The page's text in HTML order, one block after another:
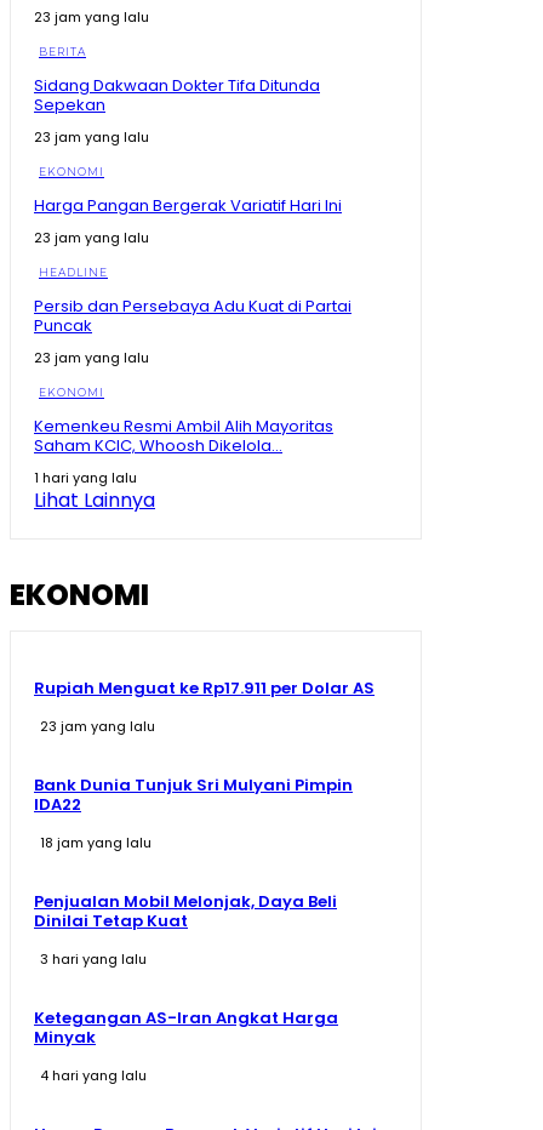
23 jam yang lalu
BERITA
Sidang Dakwaan Dokter Tifa Ditunda
Sepekan
23 jam yang lalu
EKONOMI
Harga Pangan Bergerak Variatif Hari Ini
23 jam yang lalu
HEADLINE
Persib dan Persebaya Adu Kuat di Partai
Puncak
23 jam yang lalu
EKONOMI
Kemenkeu Resmi Ambil Alih Mayoritas
Saham KCIC, Whoosh Dikelola...
1 hari yang lalu
Lihat Lainnya
EKONOMI
Rupiah Menguat ke Rp17.911 per Dolar AS
23 jam yang lalu
Bank Dunia Tunjuk Sri Mulyani Pimpin
IDA22
18 jam yang lalu
Penjualan Mobil Melonjak, Daya Beli
Dinilai Tetap Kuat
3 hari yang lalu
Ketegangan AS-Iran Angkat Harga
Minyak
4 hari yang lalu